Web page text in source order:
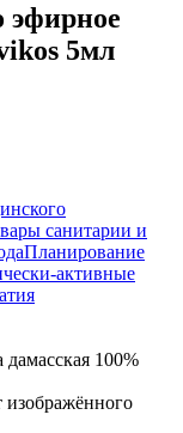
эфирное
5мл
санитарии и
Планирование
активные
100%
изображённого